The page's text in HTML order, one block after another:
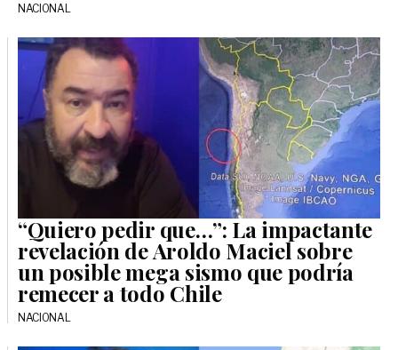
NACIONAL
“Quiero pedir que…”: La impactante
revelación de Aroldo Maciel sobre
un posible mega sismo que podría
remecer a todo Chile
NACIONAL